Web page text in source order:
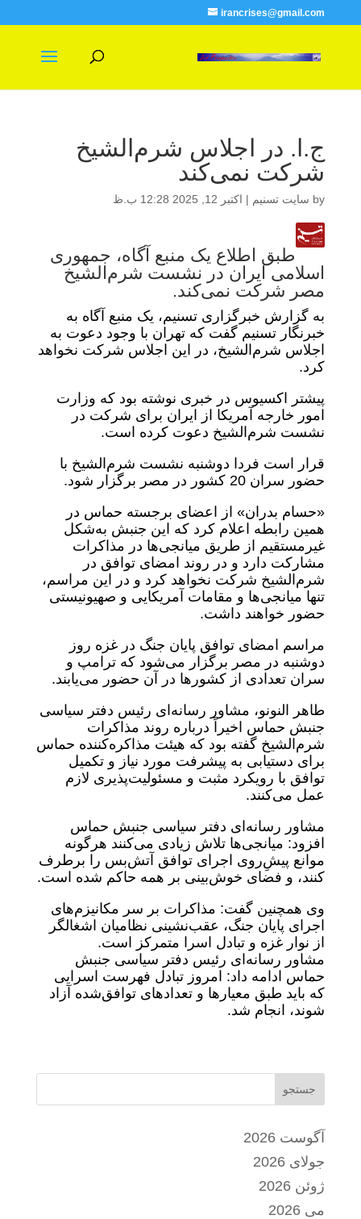
irancrises@gmail.com
ج.ا. در اجلاس شرم‌‌الشیخ
شرکت نمی‌کند
by سایت تسنیم | اکتبر 12, 2025 12:28 ب.ظ
طبق اطلاع یک منبع آگاه، جمهوری
اسلامی ایران در نشست شرم‌الشیخ
مصر شرکت نمی‌کند.
به گزارش خبرگزاری تسنیم، یک منبع آگاه به
خبرنگار تسنیم گفت که تهران با وجود دعوت به
اجلاس شرم‌الشیخ، در این اجلاس شرکت نخواهد
کرد.
پیشتر اکسیوس در خبری نوشته بود که وزارت
امور خارجه آمریکا از ایران برای شرکت در
نشست شرم‌الشیخ دعوت کرده است.
قرار است فردا دوشنبه نشست شرم‌الشیخ با
حضور سران 20 کشور در مصر برگزار شود.
«حسام بدران» از اعضای برجسته حماس در
همین رابطه اعلام کرد که این جنبش به‌شکل
غیرمستقیم از طریق میانجی‌ها در مذاکرات
مشارکت دارد و در روند امضای توافق در
شرم‌الشیخ شرکت نخواهد کرد و در این مراسم،
تنها میانجی‌ها و مقامات آمریکایی و صهیونیستی
حضور خواهند داشت.
مراسم امضای توافق پایان جنگ در غزه روز
دوشنبه در مصر برگزار می‌شود که ترامپ و
سران تعدادی از کشورها در آن حضور می‌یابند.
طاهر النونو، مشاور رسانه‌ای رئیس دفتر سیاسی
جنبش حماس اخیراً درباره روند مذاکرات
شرم‌الشیخ گفته بود که هیئت مذاکره‌کننده حماس
برای دستیابی به پیشرفت مورد نیاز و تکمیل
توافق با رویکرد مثبت و مسئولیت‌پذیری لازم
عمل می‌کنند.
مشاور رسانه‌ای دفتر سیاسی جنبش حماس
افزود: میانجی‌ها تلاش زیادی می‌کنند هرگونه
موانع پیشِ‌روی اجرای توافق آتش‌بس‌ را برطرف
کنند، و فضای خوش‌بینی بر همه حاکم شده است.
وی همچنین گفت: مذاکرات بر سر مکانیزم‌های
اجرای پایان جنگ، عقب‌نشینی نظامیان اشغالگر
از نوار غزه و تبادل اسرا متمرکز است.
مشاور رسانه‌ای رئیس دفتر سیاسی جنبش
حماس ادامه داد: امروز تبادل فهرست‌ اسرایی
که باید طبق معیارها و تعدادهای توافق‌شده آزاد
شوند، انجام شد.
جستجو
آگوست 2026
جولای 2026
ژوئن 2026
می 2026